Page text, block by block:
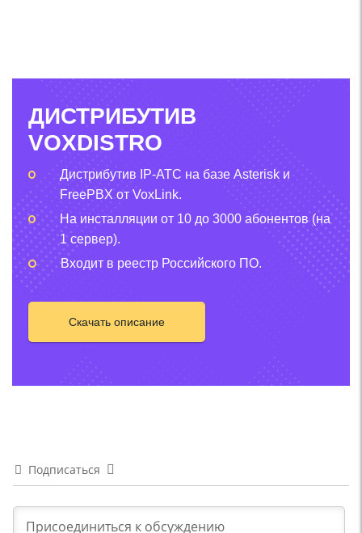
ДИСТРИБУТИВ
VOXDISTRO
Дистрибутив IP-АТС на базе Asterisk и
FreePBX от VoxLink.
На инсталляции от 10 до 3000 абонентов (на
1 сервер).
Входит в реестр Российского ПО.
Скачать описание
Подписаться